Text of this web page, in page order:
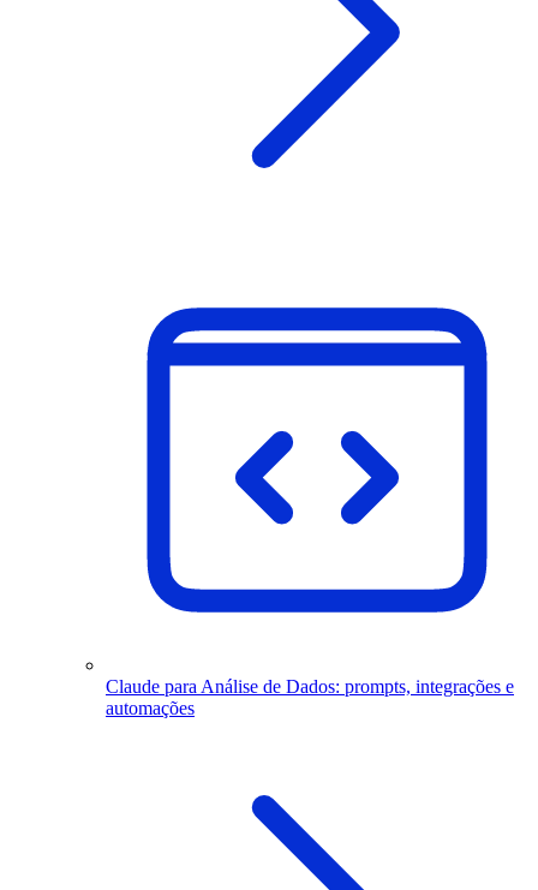
Claude para Análise de Dados: prompts, integrações e
automações